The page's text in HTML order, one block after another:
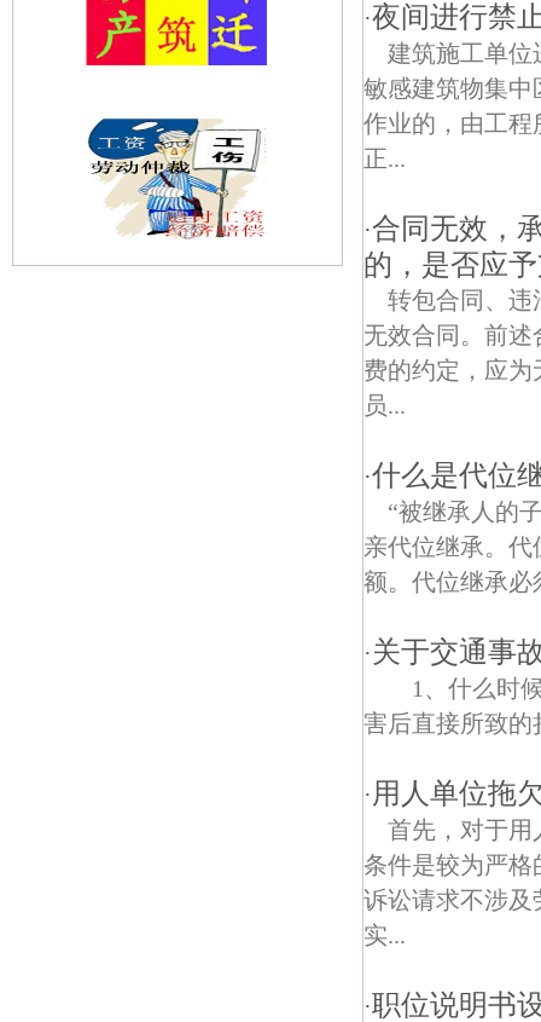
·夜间进行禁
建筑施工单
敏感建筑物集中
作业的，由工程
正...
·合同无效，
的，是否应
转包合同、违
无效合同。前
费的约定，应
员...
·什么是代位
“被继承人的
亲代位继承。
额。代位继承
·关于交通事
1、什么时
害后直接所致的
· 用人单位拖
首先，对于用
条件是较为严
诉讼请求不涉及
实...
·职位说明书